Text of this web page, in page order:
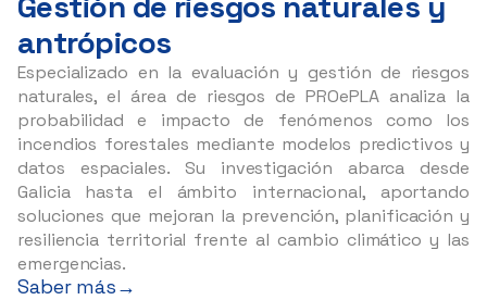
antrópicos
Especializado en la evaluación y gestión de riesgos
naturales, el área de riesgos de PROePLA analiza la
probabilidad e impacto de fenómenos como los
incendios forestales mediante modelos predictivos y
datos espaciales. Su investigación abarca desde
Galicia hasta el ámbito internacional, aportando
soluciones que mejoran la prevención, planificación y
resiliencia territorial frente al cambio climático y las
emergencias.
Saber más→